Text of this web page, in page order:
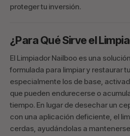
proteger tu inversión.
¿Para Qué Sirve el
El Limpiador Nailboo es una
formulada para limpiar y restaurar
especialmente los de base,
que pueden endurecerse o
tiempo. En lugar de desechar un
con una aplicación deficiente, el
cerdas, ayudándolas a